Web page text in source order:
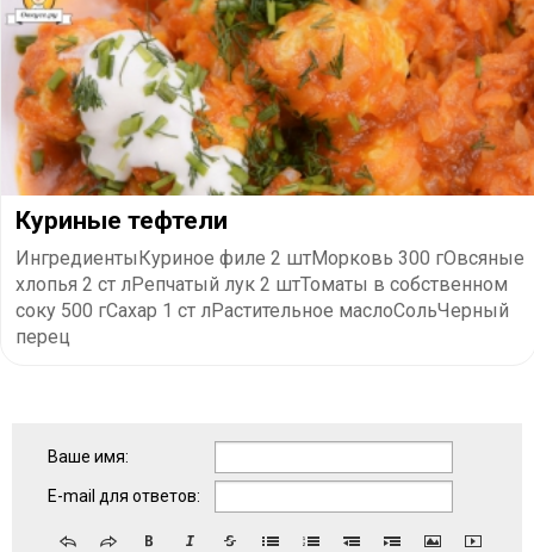
Куриные тефтели
ИнгредиентыКуриное филе 2 штМорковь 300 гОвсяные
хлопья 2 ст лРепчатый лук 2 штТоматы в собственном
соку 500 гСахар 1 ст лРастительное маслоСольЧерный
перец
Ваше имя:
E-mail для ответов: